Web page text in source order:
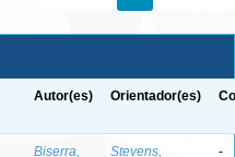
Autor(es) Orientador(es)
Biserra,
Stevens,
-